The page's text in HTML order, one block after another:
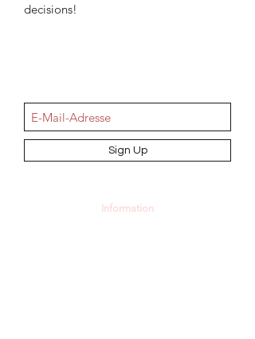
decisions!
Sign Up
Information